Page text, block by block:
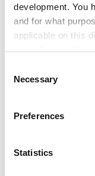
development. You
and for what
applicable on this
your choices. You
the Privacy trigger
Collect
Identify your
Selection
Necessary
Preferences
Statistics
sind weiterhin mit
6-Gang-